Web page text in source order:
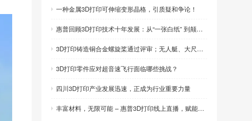
一种金属3D打印可伸缩变形晶格，引质疑和争论！
惠普回顾3D打印技术十年发展：从“一张白纸” 到颠覆性创新
3D打印铸造铜合金螺旋桨通过评审；无人艇、大尺寸热交换器3D打印；人民网报道两家3D打印企业
3D打印零件应对超音速飞行面临哪些挑战？
四川3D打印产业发展迅速，正成为行业重要力量
丰富材料，无限可能 – 惠普3D打印线上直播，赋能产品创新